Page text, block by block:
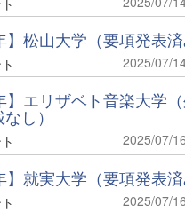
】松山大学（要項発表済
2025/07/
】エリザベト音楽大学
し）
2025/07/16
】就実大学（要項発表済
2025/07/16